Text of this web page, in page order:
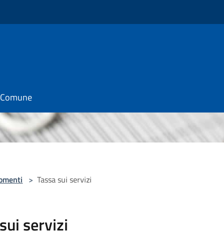
> Tassa sui servizi
servizi